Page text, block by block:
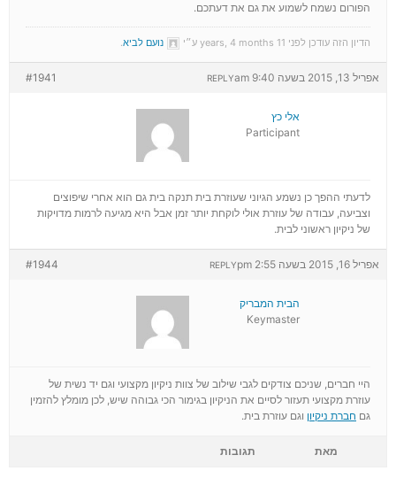
הפורום נשמח לשמוע את גם את דעתכם.
הדיון הזה עודכן לפני 11 years, 4 months ע״י נועם לביא.
אפריל 13, 2015 בשעה 9:40 am #1941 REPLY
אלי כץ
Participant
לדעתי ההפך כן נשמע הגיוני שעוזרת בית תנקה בית גם הוא אחרי שיפוצים
וצביעה, עבודה של עוזרת אולי לוקחת יותר זמן אבל היא מגיעה לרמות מדויקות
של ניקיון ראשוני לבית.
אפריל 16, 2015 בשעה 2:55 pm #1944 REPLY
הבית המבריק
Keymaster
היי חברים, שניכם צודקים לגבי שילוב של צוות ניקיון מקצועי וגם יד נשית של
עוזרת מקצועי תעזור לסיים את הניקיון בגימור הכי גבוהה שיש, לכן מומלץ להזמין
גם חברת ניקיון וגם עוזרת בית.
מאת תגובות